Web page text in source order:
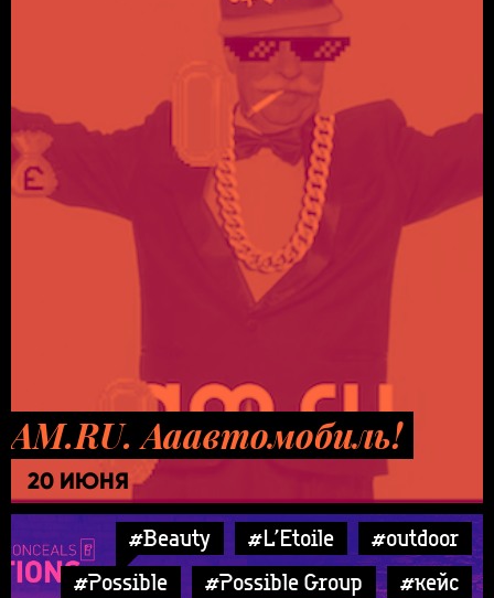
AM.RU. Ааавтомобиль!
20 ИЮНЯ
#Beauty #L’Etoile
#outdoor
#Possible
#Possible Group #кейс